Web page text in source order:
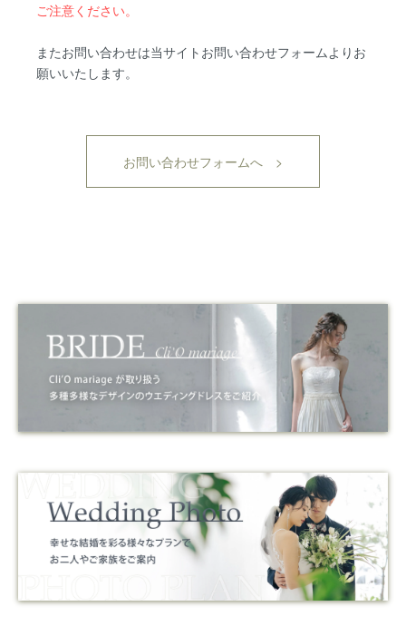
ご注意ください。
またお問い合わせは当サイトお問い合わせフォームよりお
願いいたします。
お問い合わせフォームへ >